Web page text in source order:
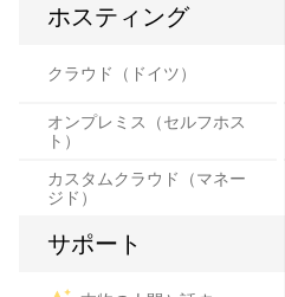
ホスティング
クラウド（ドイツ）
オンプレミス（セルフホス
ト）
カスタムクラウド（マネー
ジド）
サポート